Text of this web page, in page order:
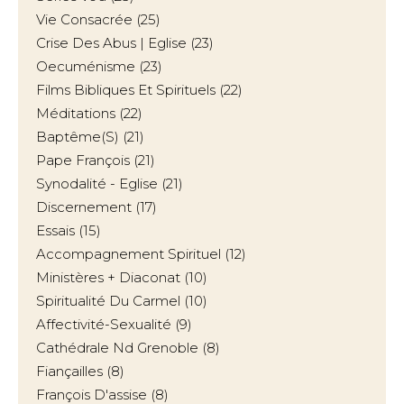
Vie Consacrée (25)
Crise Des Abus | Eglise (23)
Oecuménisme (23)
Films Bibliques Et Spirituels (22)
Méditations (22)
Baptême(s) (21)
Pape François (21)
Synodalité - Eglise (21)
Discernement (17)
Essais (15)
Accompagnement Spirituel (12)
Ministères + Diaconat (10)
Spiritualité Du Carmel (10)
Affectivité-Sexualité (9)
Cathédrale Nd Grenoble (8)
Fiançailles (8)
François D'assise (8)